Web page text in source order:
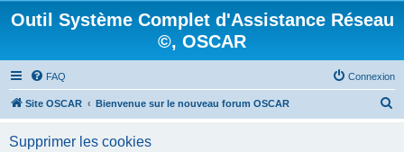
Outil Système Complet d'Assistance Réseau
©, OSCAR
FAQ Connexion
Site OSCAR Bienvenue sur le nouveau forum OSCAR
Supprimer les cookies